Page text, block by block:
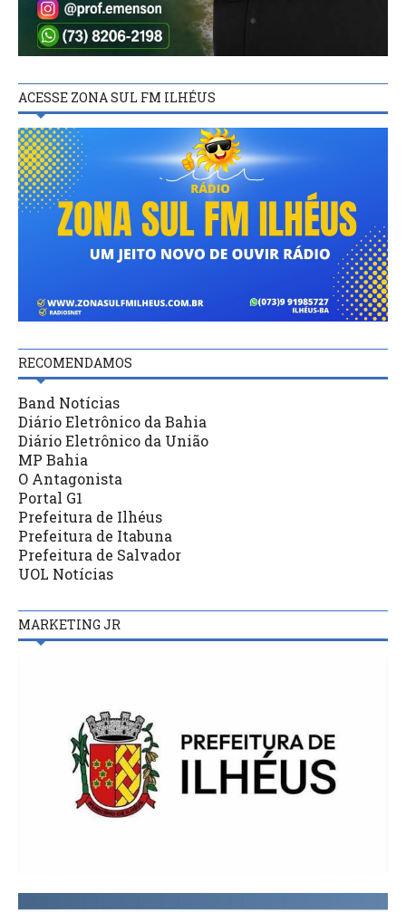
ACESSE ZONA SUL FM ILHÉUS
RECOMENDAMOS
Band Notícias
Diário Eletrônico da Bahia
Diário Eletrônico da União
MP Bahia
O Antagonista
Portal G1
Prefeitura de Ilhéus
Prefeitura de Itabuna
Prefeitura de Salvador
UOL Notícias
MARKETING JR